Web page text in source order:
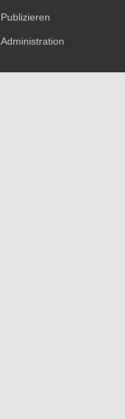
Publizieren
Administration